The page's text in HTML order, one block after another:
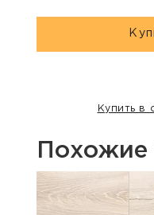
Купить в
Похожие